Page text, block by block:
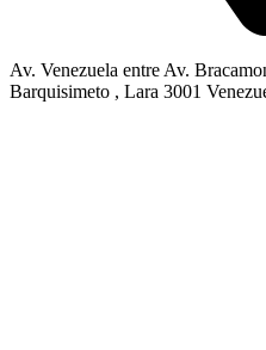
Av. Venezuela entre Av.
Barquisimeto , Lara 3001